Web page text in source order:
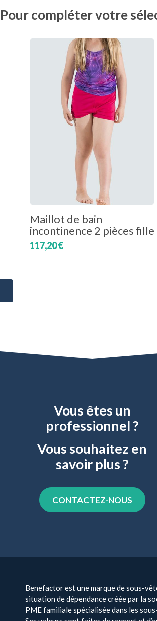
Pour compléter votre
Maillot de bain
incontinence 2 pièces fille
117,20 €
Vous êtes un
professionnel ?
Vous souhaitez en
savoir plus ?
CONTACTEZ-NOUS
Benefactor est une marque de sous-
situation de dépendance créée par la
PME familiale spécialisée dans les